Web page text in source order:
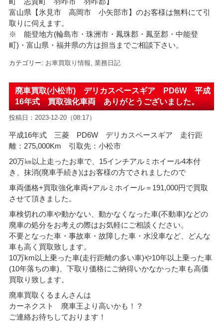
富山県【氷見市 高岡市 小矢部市】のお客様は無料にて引
取りに伺えます。
※ 能登地方(輪島市・珠洲市・ 鳳珠郡・鳳至郡・中能登
町)・富山県・福井県の方は担当までご相談下さい。
カテゴリー: お車買取り情報, 業務日記
廃車買取(小松市) デリカスペースギア PD6W 平成
16年式 買取強化車両 ありがとうございました。
投稿日：2023-12-20（08:17）
平成16年式 三菱 PD6W デリカスペースギア 走行距
離：275,000Km 引取先：小松市
20万㎞以上走ったお車で、15インチアルミホイール4本付
き、抹消(廃車手続き)はお客様の方でされましたので
車両価格+買取強化車両+アルミホイール＝191,000円で買取
させて頂きました。
車検切れの車や動かない、動かなくなった車(不動車)などの
廃車の処分をお考えの際はお気軽にご相談ください。
不要となった車・事故車・故障した車・水没車など、どんな
車も高く買取致します。
10万km以上乗った車(走行距離の多い車)や10年以上乗った車
(10年落ちの車)、下取り価格にご納得いかなかった車も高価
買取り致します。
廃車買取くるまんさんは
カーネクスト 廃車王より高いかも！？
ご連絡お待ちしております！